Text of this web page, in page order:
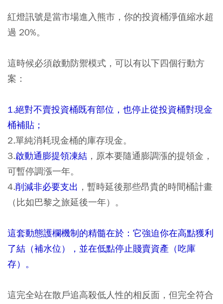
紅燈訊號是當市場進入熊市，你的投資桶淨值縮水超
過 20%。
這時候必須啟動防禦模式，可以有以下四個行動方
案：
1.絕對不賣投資桶既有部位，也停止從投資桶對現金
桶補貼；
2.單純消耗現金桶的庫存現金。
3.啟動通膨提領凍結 ，原本要隨通膨調漲的提領金，
可暫停調漲一年。
4.削減非必要支出 ，暫時延後那些昂貴的時間桶計畫
（比如巴黎之旅延後一年）。
這套動態護欄機制的精髓在於：它強迫你在高點獲利
了結（補水位），並在低點停止賤賣資產（吃庫
存）。
這完全站在散戶追高殺低人性的相反面，但完全符合